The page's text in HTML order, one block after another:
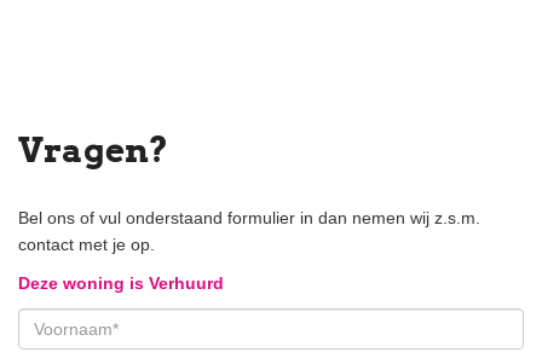
Vragen?
Bel ons of vul onderstaand formulier in dan nemen wij z.s.m.
contact met je op.
Deze woning is Verhuurd